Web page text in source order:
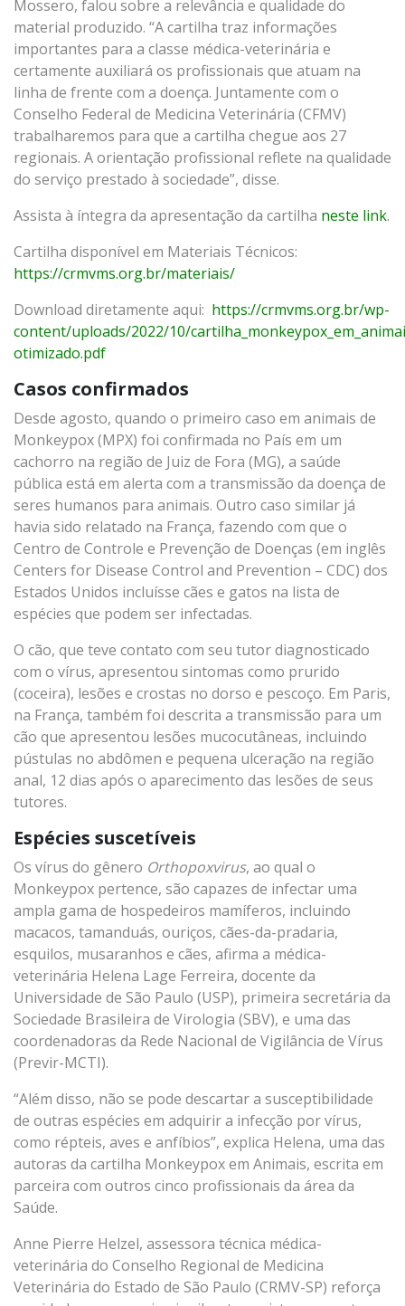
Mossero, falou sobre a relevância e qualidade do
material produzido. “A cartilha traz informações
importantes para a classe médica-veterinária e
certamente auxiliará os profissionais que atuam na
linha de frente com a doença. Juntamente com o
Conselho Federal de Medicina Veterinária (CFMV)
trabalharemos para que a cartilha chegue aos 27
regionais. A orientação profissional reflete na qualidade
do serviço prestado à sociedade”, disse.
Assista à íntegra da apresentação da cartilha neste link.
Cartilha disponível em Materiais Técnicos:
https://crmvms.org.br/materiais/
Download diretamente aqui: https://crmvms.org.br/wp-
content/uploads/2022/10/
otimizado.pdf
Casos confirmados
Desde agosto, quando o primeiro caso em animais de
Monkeypox (MPX) foi confirmada no País em um
cachorro na região de Juiz de Fora (MG), a saúde
pública está em alerta com a transmissão da doença de
seres humanos para animais. Outro caso similar já
havia sido relatado na França, fazendo com que o
Centro de Controle e Prevenção de Doenças (em inglês
Centers for Disease Control and Prevention – CDC) dos
Estados Unidos incluísse cães e gatos na lista de
espécies que podem ser infectadas.
O cão, que teve contato com seu tutor diagnosticado
com o vírus, apresentou sintomas como prurido
(coceira), lesões e crostas no dorso e pescoço. Em Paris,
na França, também foi descrita a transmissão para um
cão que apresentou lesões mucocutâneas, incluindo
pústulas no abdômen e pequena ulceração na região
anal, 12 dias após o aparecimento das lesões de seus
tutores.
Espécies suscetíveis
Os vírus do gênero Orthopoxvirus, ao qual o
Monkeypox pertence, são capazes de infectar uma
ampla gama de hospedeiros mamíferos, incluindo
macacos, tamanduás, ouriços, cães-da-pradaria,
esquilos, musaranhos e cães, afirma a médica-
veterinária Helena Lage Ferreira, docente da
Universidade de São Paulo (USP), primeira secretária da
Sociedade Brasileira de Virologia (SBV), e uma das
coordenadoras da Rede Nacional de Vigilância de Vírus
(Previr-MCTI).
“Além disso, não se pode descartar a susceptibilidade
de outras espécies em adquirir a infecção por vírus,
como répteis, aves e anfíbios”, explica Helena, uma das
autoras da cartilha Monkeypox em Animais, escrita em
parceira com outros cinco profissionais da área da
Saúde.
Anne Pierre Helzel, assessora técnica médica-
veterinária do Conselho Regional de Medicina
Veterinária do Estado de São Paulo (CRMV-SP) reforça